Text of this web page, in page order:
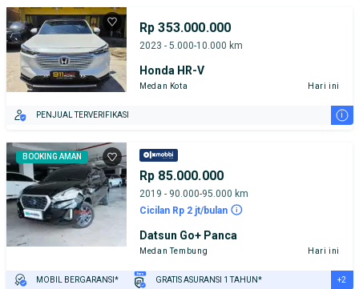
Rp 353.000.000
2023 - 5.000-10.000 km
Honda HR-V
Medan Kota Hari ini
PENJUAL TERVERIFIKASI i
BOOKING AMAN
Rp 85.000.000
2019 - 90.000-95.000 km
Cicilan Rp 2 jt/bulan
Datsun Go+ Panca
Medan Tembung Hari ini
MOBIL BERGARANSI* GRATIS ASURANSI 1 TAHUN* +2